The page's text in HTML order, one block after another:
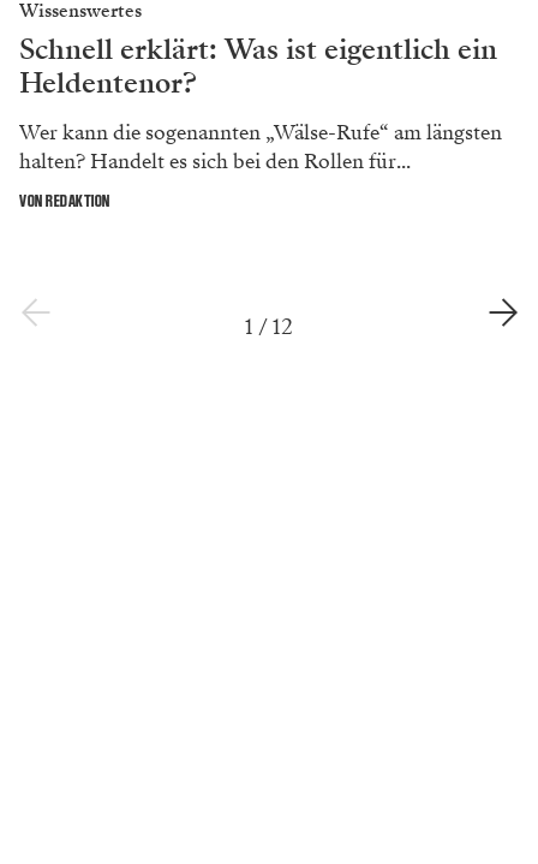
Wissenswertes
Schnell erklärt: Was ist eigentlich ein
Heldentenor?
Wer kann die sogenannten „Wälse-Rufe“ am längsten
halten? Handelt es sich bei den Rollen für...
VON REDAKTION
1 /12